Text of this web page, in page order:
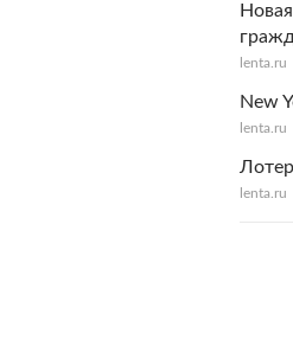
lenta.ru
New
lenta.ru
lenta.ru